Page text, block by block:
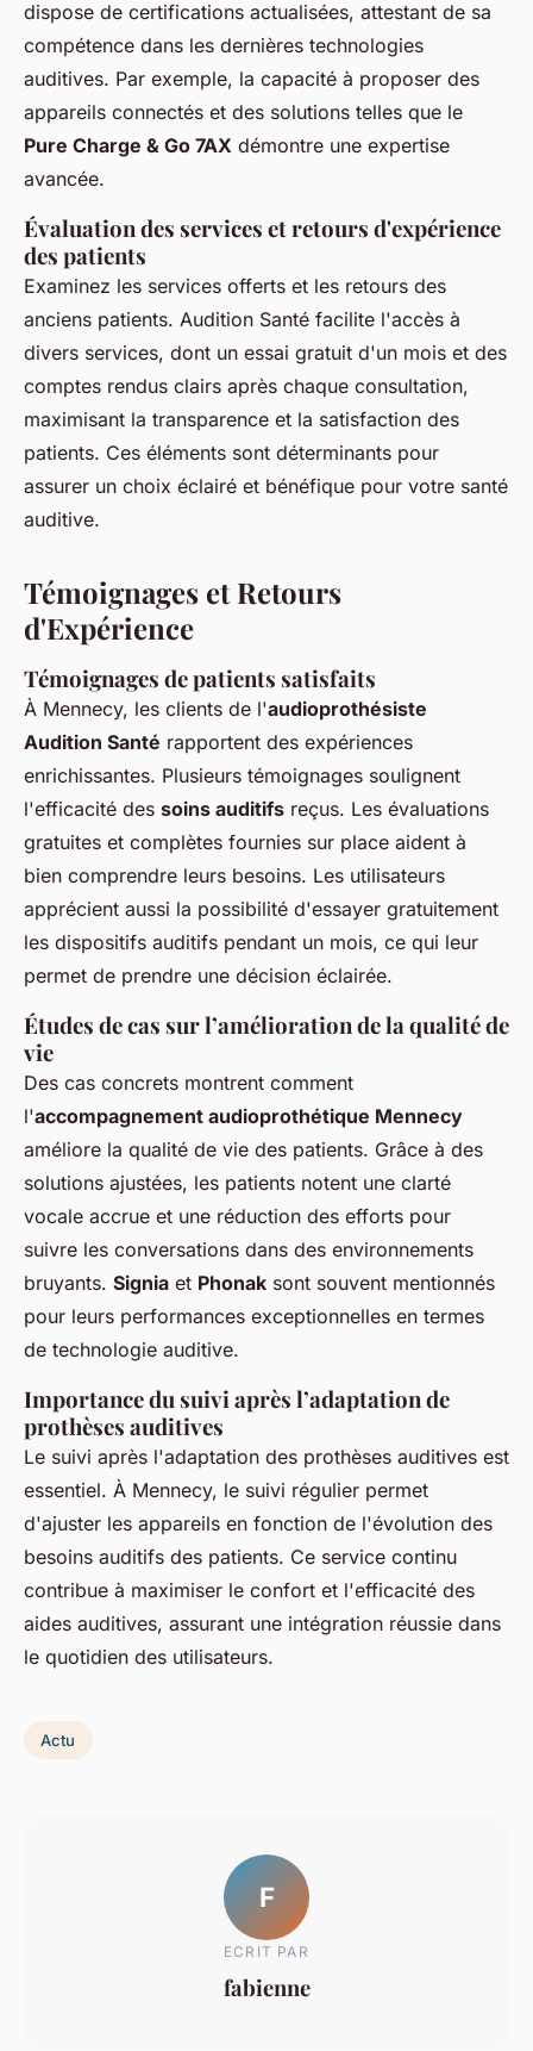
dispose de certifications actualisées, attestant de sa
compétence dans les dernières technologies
auditives. Par exemple, la capacité à proposer des
appareils connectés et des solutions telles que le
Pure Charge & Go 7AX démontre une expertise
avancée.
Évaluation des services et retours d'expérience
des patients
Examinez les services offerts et les retours des
anciens patients. Audition Santé facilite l'accès à
divers services, dont un essai gratuit d'un mois et des
comptes rendus clairs après chaque consultation,
maximisant la transparence et la satisfaction des
patients. Ces éléments sont déterminants pour
assurer un choix éclairé et bénéfique pour votre santé
auditive.
Témoignages et Retours
d'Expérience
Témoignages de patients satisfaits
À Mennecy, les clients de l'audioprothésiste
Audition Santé rapportent des expériences
enrichissantes. Plusieurs témoignages soulignent
l'efficacité des soins auditifs reçus. Les évaluations
gratuites et complètes fournies sur place aident à
bien comprendre leurs besoins. Les utilisateurs
apprécient aussi la possibilité d'essayer gratuitement
les dispositifs auditifs pendant un mois, ce qui leur
permet de prendre une décision éclairée.
Études de cas sur l’amélioration de la qualité de
vie
Des cas concrets montrent comment
l'accompagnement audioprothétique Mennecy
améliore la qualité de vie des patients. Grâce à des
solutions ajustées, les patients notent une clarté
vocale accrue et une réduction des efforts pour
suivre les conversations dans des environnements
bruyants. Signia et Phonak sont souvent mentionnés
pour leurs performances exceptionnelles en termes
de technologie auditive.
Importance du suivi après l’adaptation de
prothèses auditives
Le suivi après l'adaptation des prothèses auditives est
essentiel. À Mennecy, le suivi régulier permet
d'ajuster les appareils en fonction de l'évolution des
besoins auditifs des patients. Ce service continu
contribue à maximiser le confort et l'efficacité des
aides auditives, assurant une intégration réussie dans
le quotidien des utilisateurs.
Actu
F
ECRIT PAR
fabienne